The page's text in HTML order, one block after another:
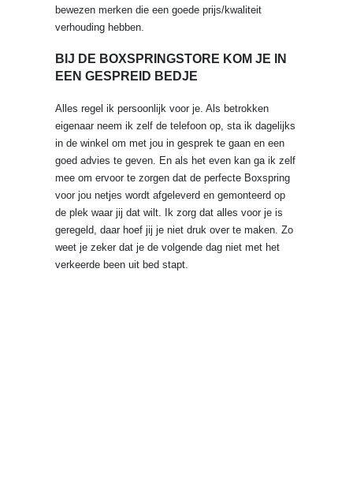
bewezen merken die een goede prijs/kwaliteit
verhouding hebben.
BIJ DE BOXSPRINGSTORE KOM JE IN
EEN GESPREID BEDJE
Alles regel ik persoonlijk voor je. Als betrokken
eigenaar neem ik zelf de telefoon op, sta ik dagelijks
in de winkel om met jou in gesprek te gaan en een
goed advies te geven. En als het even kan ga ik zelf
mee om ervoor te zorgen dat de perfecte Boxspring
voor jou netjes wordt afgeleverd en gemonteerd op
de plek waar jij dat wilt. Ik zorg dat alles voor je is
geregeld, daar hoef jij je niet druk over te maken. Zo
weet je zeker dat je de volgende dag niet met het
verkeerde been uit bed stapt.